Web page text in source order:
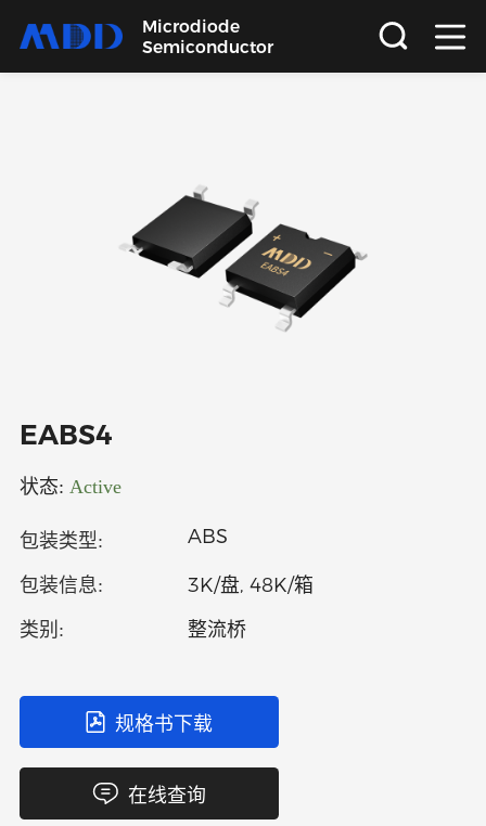
Microdiode
Semiconductor
关于
语言
EABS4
状态: Active
包装类型: ABS
包装信息: 3K/盘, 48K/箱
类别: 整流桥
规格书下载
在线查询